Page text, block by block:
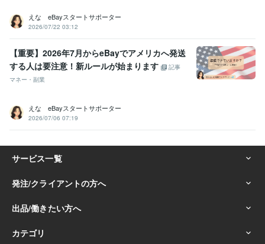
えな eBayスタートサポーター
2026/07/22 03:12
【重要】2026年7月からeBayでアメリカへ発送
する人は要注意！新ルールが始まります
記事
マネー・副業
えな eBayスタートサポーター
2026/07/06 07:19